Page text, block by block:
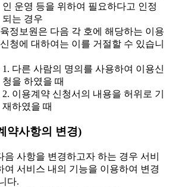
인 운영 등을 위하여 필요하다고 인정
되는 경우
정보원은 다음 각 호에 해당하는 이용
청에 대하여는 이를 거절할 수 있습니
1. 다른 사람의 명의를 사용하여 이용신
청을 하였을 때
2. 이용계약 신청서의 내용을 허위로 기
재하였을 때
약사항의 변경)
음 사항을 변경하고자 하는 경우 서비
여 서비스 내의 기능을 이용하여 변경
다.